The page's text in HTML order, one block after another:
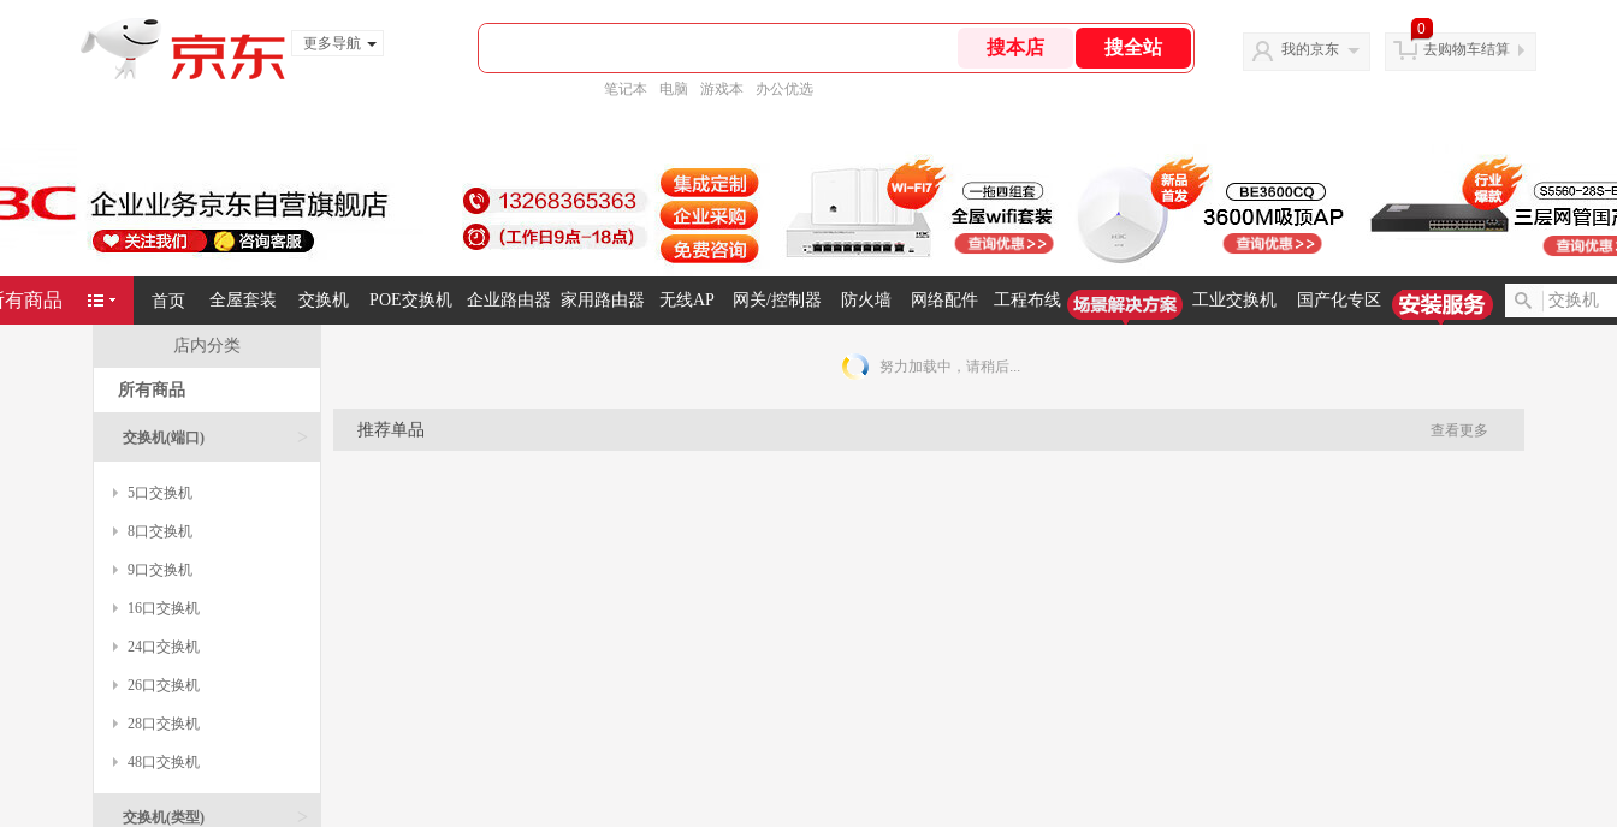
更多导航
笔记本 电脑 游戏本 办公优选
我的京东
0
去购物车结算
首页 企业路由器 无线AP
商品 交换机 POE交换机 网关/控制器 防火墙 网络配件 工业交换机
工程布线
全屋套装 国产化专区
家用路由器
店内分类
所有商品
交换机(端口)
5口交换机
8口交换机
9口交换机
16口交换机
24口交换机
26口交换机
28口交换机
48口交换机
交换机(类型)
努力加载中，请稍后...
查看更多
推荐单品